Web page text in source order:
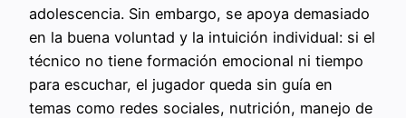
adolescencia. Sin embargo, se apoya demasiado
en la buena voluntad y la intuición individual: si el
técnico no tiene formación emocional ni tiempo
para escuchar, el jugador queda sin guía en
temas como redes sociales, nutrición, manejo de